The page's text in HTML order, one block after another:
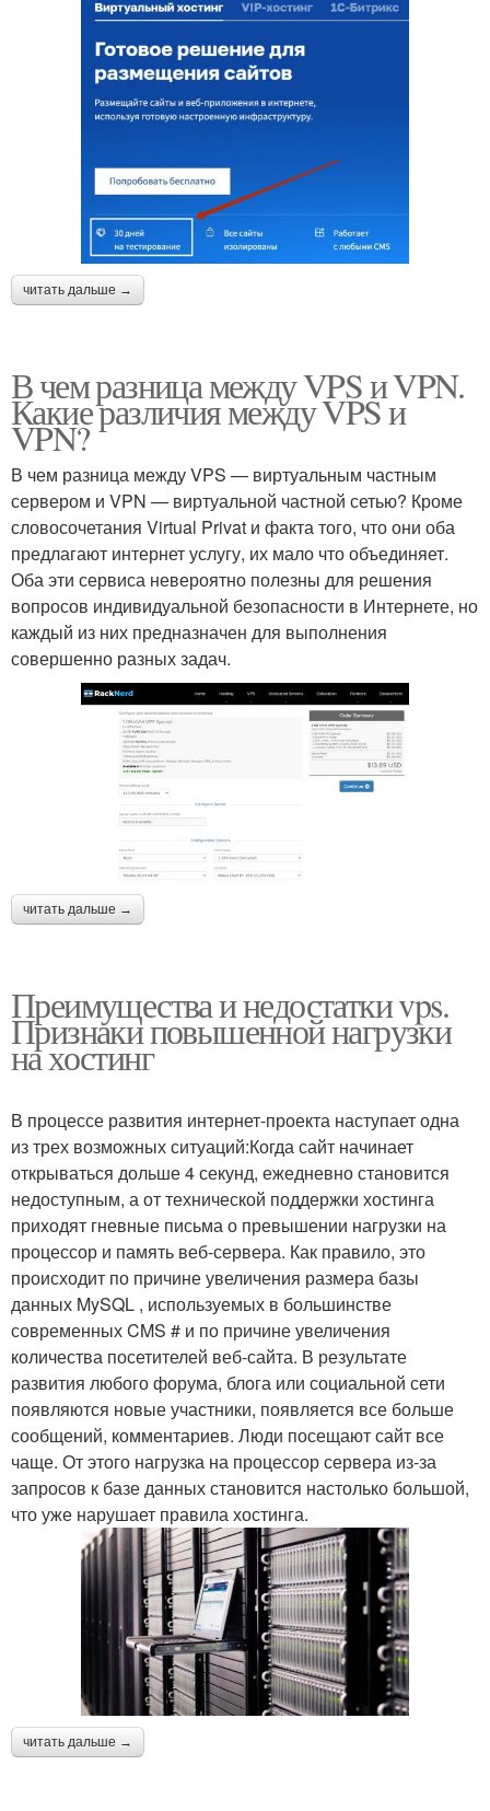
читать дальше →
В чем разница между VPS и VPN.
Какие различия между VPS и
VPN?
В чем разница между VPS — виртуальным частным
сервером и VPN — виртуальной частной сетью? Кроме
словосочетания Virtual Privat и факта того, что они оба
предлагают интернет услугу, их мало что объединяет.
Оба эти сервиса невероятно полезны для решения
вопросов индивидуальной безопасности в Интернете, но
каждый из них предназначен для выполнения
совершенно разных задач.
читать дальше →
Преимущества и недостатки vps.
Признаки повышенной нагрузки
на хостинг
В процессе развития интернет-проекта наступает одна
из трех возможных ситуаций:Когда сайт начинает
открываться дольше 4 секунд, ежедневно становится
недоступным, а от технической поддержки хостинга
приходят гневные письма о превышении нагрузки на
процессор и память веб-сервера. Как правило, это
происходит по причине увеличения размера базы
данных MySQL , используемых в большинстве
современных CMS # и по причине увеличения
количества посетителей веб-сайта. В результате
развития любого форума, блога или социальной сети
появляются новые участники, появляется все больше
сообщений, комментариев. Люди посещают сайт все
чаще. От этого нагрузка на процессор сервера из-за
запросов к базе данных становится настолько большой,
что уже нарушает правила хостинга.
читать дальше →